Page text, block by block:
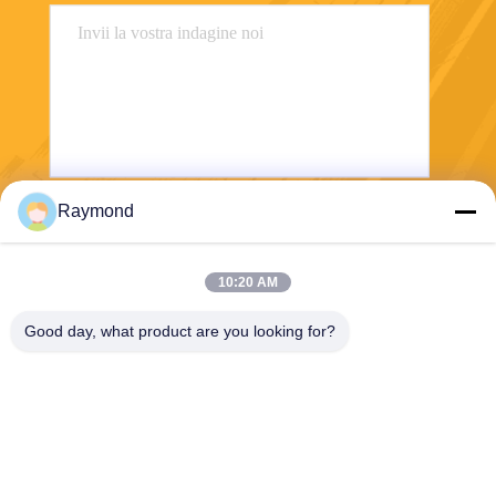
Raymond
10:20 AM
Good day, what product are you looking for?